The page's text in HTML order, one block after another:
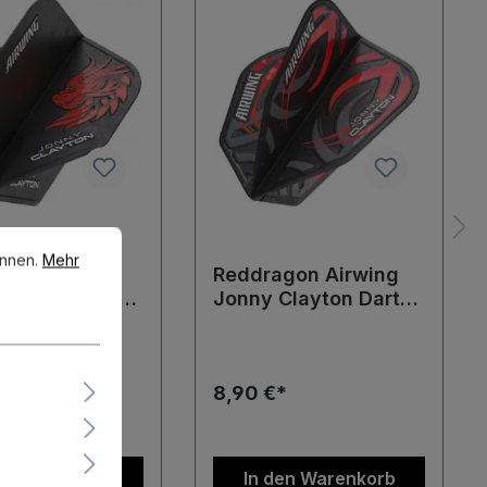
Airwing
Warenkorb
Reddragon Airwing
Jonny Clayton Dart
8,90 €*
In den Warenkorb
Mehr Informationen ...
Mehr